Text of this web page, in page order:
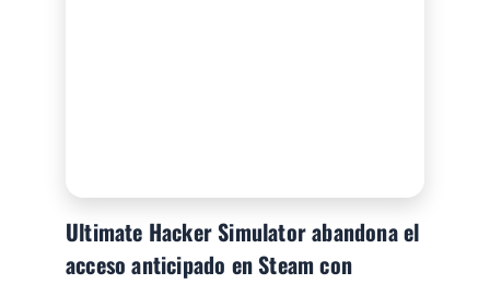
Ultimate Hacker Simulator abandona el
acceso anticipado en Steam con